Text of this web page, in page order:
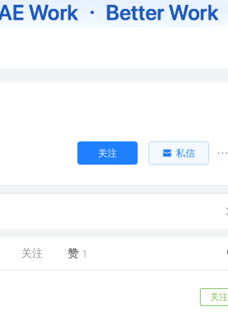
关注 私信
关注 赞 1
关注